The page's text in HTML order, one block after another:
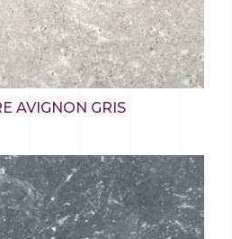
AVIGNON GRIS